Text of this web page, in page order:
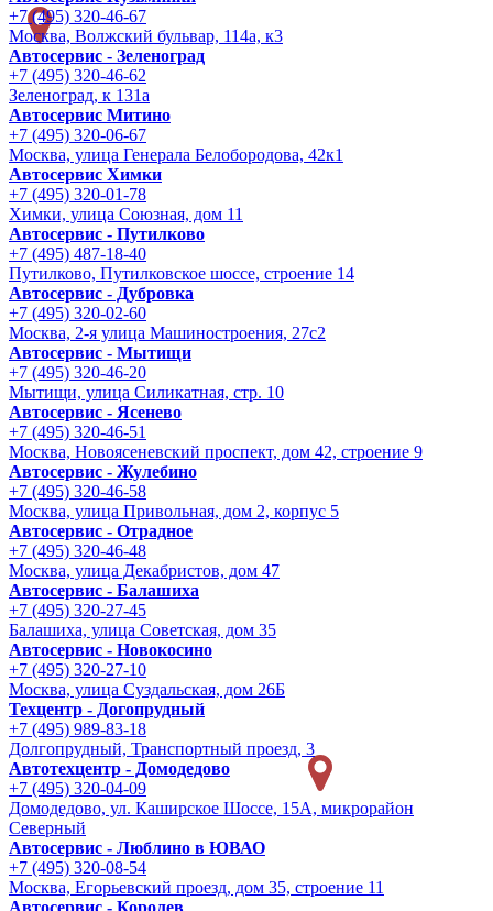
+7 (495) 320-46-67
Москва, Волжский бульвар, 114а, к3
Автосервис - Зеленоград
+7 (495) 320-46-62
Зеленоград, к 131а
Автосервис Митино
+7 (495) 320-06-67
Москва, улица Генерала Белобородова, 42к1
Автосервис Химки
+7 (495) 320-01-78
Химки, улица Союзная, дом 11
Автосервис - Путилково
+7 (495) 487-18-40
Путилково, Путилковское шоссе, строение 14
Автосервис - Дубровка
+7 (495) 320-02-60
Москва, 2-я улица Машиностроения, 27с2
Автосервис - Мытищи
+7 (495) 320-46-20
Мытищи, улица Силикатная, стр. 10
Автосервис - Ясенево
+7 (495) 320-46-51
Москва, Новоясеневский проспект, дом 42, строение 9
Автосервис - Жулебино
+7 (495) 320-46-58
Москва, улица Привольная, дом 2, корпус 5
Автосервис - Отрадное
+7 (495) 320-46-48
Москва, улица Декабристов, дом 47
Автосервис - Балашиха
+7 (495) 320-27-45
Балашиха, улица Советская, дом 35
Автосервис - Новокосино
+7 (495) 320-27-10
Москва, улица Суздальская, дом 26Б
Техцентр - Догопрудный
+7 (495) 989-83-18
Долгопрудный, Транспортный проезд, 3
Автотехцентр - Домодедово
+7 (495) 320-04-09
Домодедово, ул. Каширское Шоссе, 15А, микрорайон
Северный
Автосервис - Люблино в ЮВАО
+7 (495) 320-08-54
Москва, Егорьевский проезд, дом 35, строение 11
Автосервис - Королев